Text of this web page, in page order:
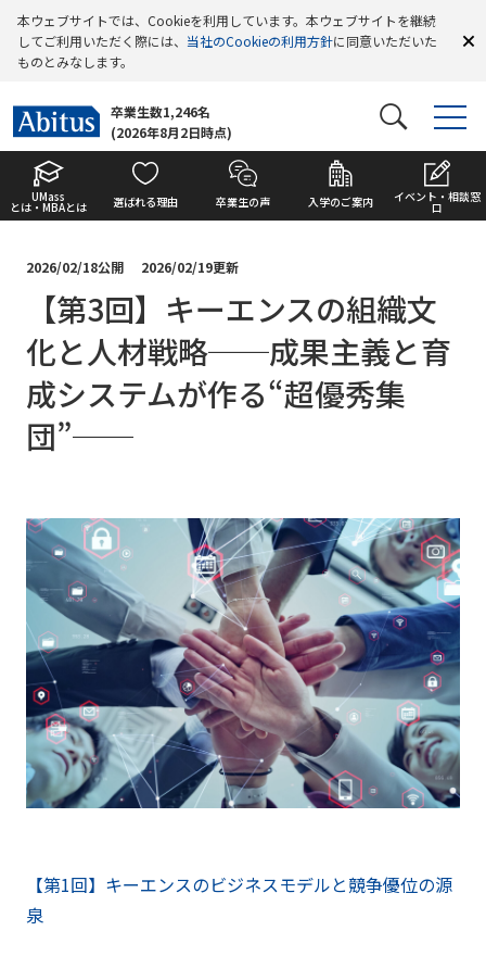
本ウェブサイトでは、Cookieを利用しています。本ウェブサイトを継続
してご利用いただく際には、 当社のCookieの利用方針に同意いただいた
ものとみなします。
卒業生数1,246名
(2026年8月2日時点)
UMass
とは・MBAとは 選ばれる理由 卒業生の声 入学のご案内 イベント・相談窓
口
2026/02/18公開 2026/02/19更新
【第3回】キーエンスの組織文
化と人材戦略──成果主義と育
成システムが作る“超優秀集
団”──
【第1回】キーエンスのビジネスモデルと競争優位の源
泉